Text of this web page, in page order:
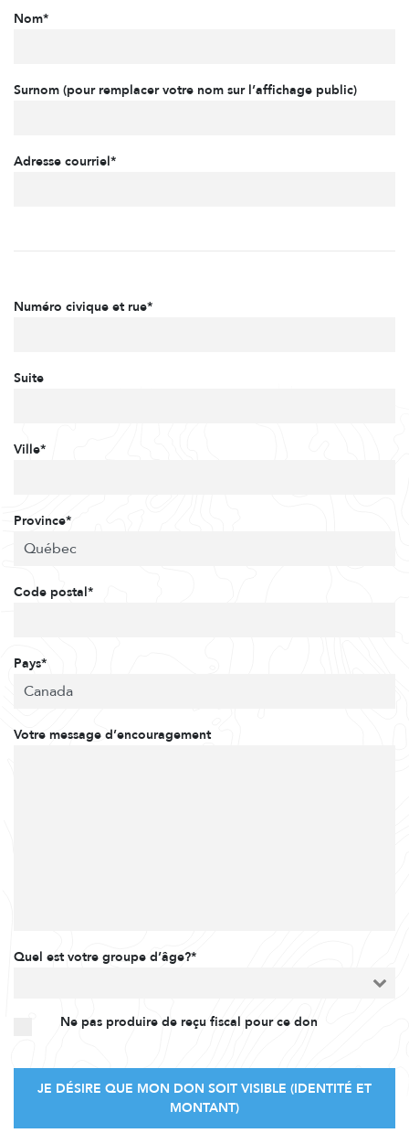
Nom*
Surnom (pour remplacer votre nom sur l’affichage public)
Adresse courriel*
Numéro civique et rue*
Suite
Ville*
Province*
Code postal*
Pays*
Votre message d’encouragement
Quel est votre groupe d’âge?*
Ne pas produire de reçu fiscal pour ce don
JE DÉSIRE QUE MON DON SOIT VISIBLE (IDENTITÉ ET
MONTANT)